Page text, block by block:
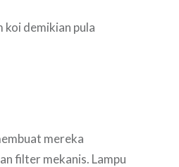
demikian pula
mereka
filter mekanis. Lampu